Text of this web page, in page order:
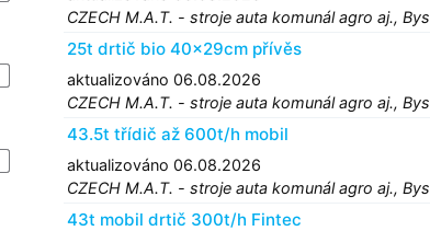
CZECH M.A.T. - stroje auta komunál agro aj.,
25t drtič bio 40x29cm přívěs
aktualizováno 06.08.2026
CZECH M.A.T. - stroje auta komunál agro aj.,
43.5t třídič až 600t/h mobil
aktualizováno 06.08.2026
CZECH M.A.T. - stroje auta komunál agro aj.,
43t mobil drtič 300t/h Fintec